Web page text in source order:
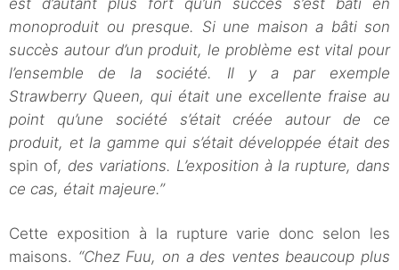
est d’autant plus fort qu’un succès s’est bâti en
monoproduit ou presque. Si une maison a bâti son
succès autour d’un produit, le problème est vital pour
l’ensemble de la société. Il y a par exemple
Strawberry Queen, qui était une excellente fraise au
point qu’une société s’était créée autour de ce
produit, et la gamme qui s’était développée était des
spin of, des variations. L’exposition à la rupture, dans
ce cas, était majeure.”
Cette exposition à la rupture varie donc selon les
maisons. “Chez Fuu, on a des ventes beaucoup plus